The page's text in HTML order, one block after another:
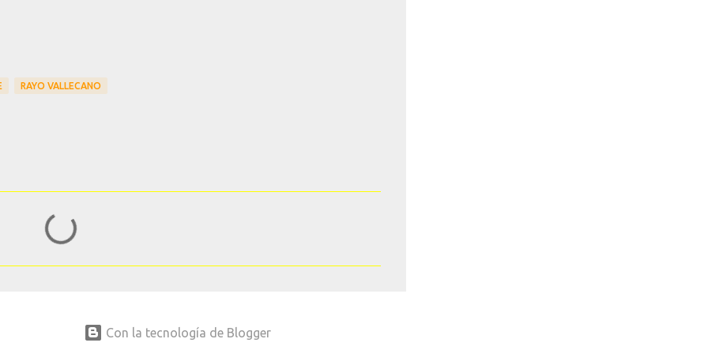
RAYO VALLECANO
Con la tecnología de Blogger